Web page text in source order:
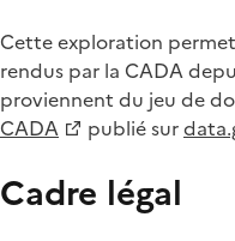
Cette exploration
rendus par la CADA
proviennent du jeu de
CADA
publié sur
Cadre légal